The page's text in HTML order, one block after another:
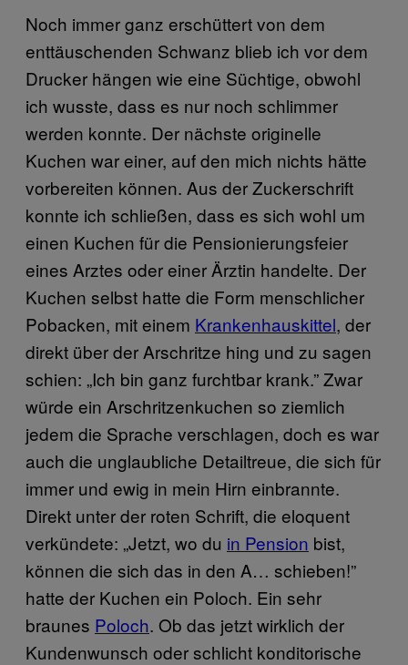
Noch immer ganz erschüttert von dem
enttäuschenden Schwanz blieb ich vor dem
Drucker hängen wie eine Süchtige, obwohl
ich wusste, dass es nur noch schlimmer
werden konnte. Der nächste originelle
Kuchen war einer, auf den mich nichts hätte
vorbereiten können. Aus der Zuckerschrift
konnte ich schließen, dass es sich wohl um
einen Kuchen für die Pensionierungsfeier
eines Arztes oder einer Ärztin handelte. Der
Kuchen selbst hatte die Form menschlicher
Pobacken, mit einem Krankenhauskittel, der
direkt über der Arschritze hing und zu sagen
schien: „Ich bin ganz furchtbar krank.” Zwar
würde ein Arschritzenkuchen so ziemlich
jedem die Sprache verschlagen, doch es war
auch die unglaubliche Detailtreue, die sich für
immer und ewig in mein Hirn einbrannte.
Direkt unter der roten Schrift, die eloquent
verkündete: „Jetzt, wo du in Pension bist,
können die sich das in den A… schieben!”
hatte der Kuchen ein Poloch. Ein sehr
braunes Poloch. Ob das jetzt wirklich der
Kundenwunsch oder schlicht konditorische